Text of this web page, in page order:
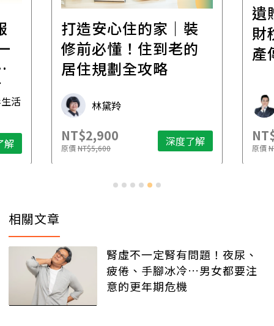
活
解
打造安心住的家｜裝
修前必懂！住到老的
居住規劃全攻略
林黛羚
NT$2,900
原價NT$5,600 深度了解
遺
財
產
原價
相關文章
腎虛不一定腎有問題！夜尿、
疲倦、手腳冰冷…男女都要注
意的更年期危機